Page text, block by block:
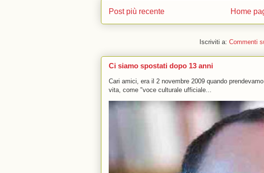
Post più recente Home
Iscriviti a: Commenti
Ci siamo spostati dopo 13 anni
Cari amici, era il 2 novembre 2009 quando
vita, come "voce culturale ufficiale...